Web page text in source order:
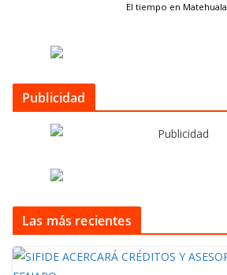
El tiempo en Matehuala
Publicidad
Las más recientes